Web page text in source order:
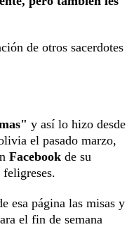
de otros sacerdotes
y así lo hizo desde
el pasado marzo,
Facebook de su
feligreses.
esa página las misas y
el fin de semana